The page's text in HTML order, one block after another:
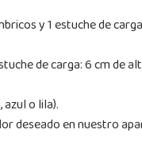
y 1 estuche de
de carga: 6 cm de
o lila).
deseado en nuestro